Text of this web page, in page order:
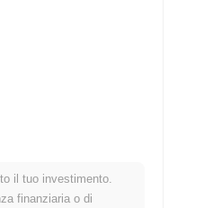
il tuo investimento.
finanziaria o di